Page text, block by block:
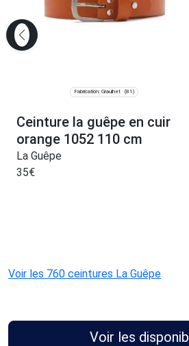
Fabrication: Graulhet (81)
Ceinture la guêpe en cuir
orange 1052 110 cm
La Guêpe
35€
Voir les 760 ceintures La Guêpe
Voir les